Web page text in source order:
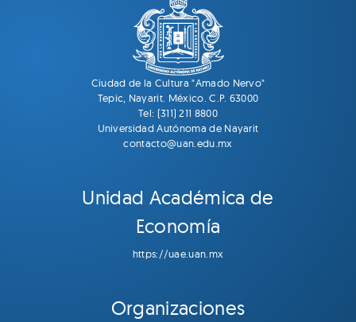
Ciudad de la Cultura "Amado Nervo"
Tepic, Nayarit. México. C.P. 63000
Tel: (311) 211 8800
Universidad Autónoma de Nayarit
contacto@uan.edu.mx
Unidad Académica de
Economía
https://uae.uan.mx
Organizaciones